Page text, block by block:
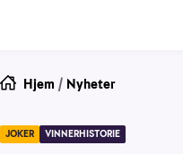
Hjem / Nyheter
JOKER VINNERHISTORIE